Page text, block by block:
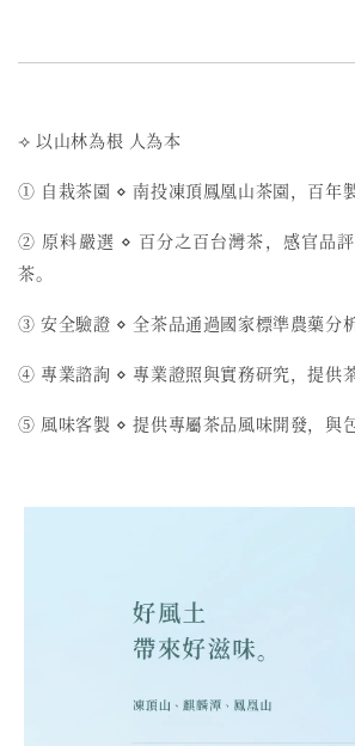
⟢ 以山林為根 人為本
① 自栽茶園 ⋄ 南投凍頂鳳凰山茶園，百年製
② 原料嚴選 ⋄ 百分之百台灣茶，感官品
茶。
③ 安全驗證 ⋄ 全茶品通過國家標準農藥分析
④ 專業諮詢 ⋄ 專業證照與實務研究，提供
⑤ 風味客製 ⋄ 提供專屬茶品風味開發，與